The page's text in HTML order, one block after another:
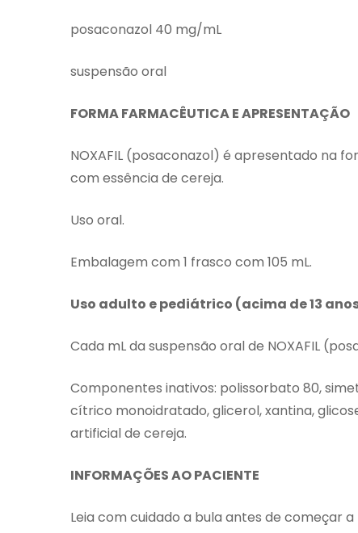
posaconazol 40 mg/mL
suspensão oral
FORMA FARMACÊUTICA E APRESENTAÇÃO
NOXAFIL (posaconazol) é apresentado na
com essência de cereja.
Uso oral.
Embalagem com 1 frasco com 105 mL.
Uso adulto e pediátrico (acima de 13
Cada mL da suspensão oral de NOXAFIL
Componentes inativos: polissorbato 80,
cítrico monoidratado, glicerol, xantina,
artificial de cereja.
INFORMAÇÕES AO PACIENTE
Leia com cuidado a bula antes de começar